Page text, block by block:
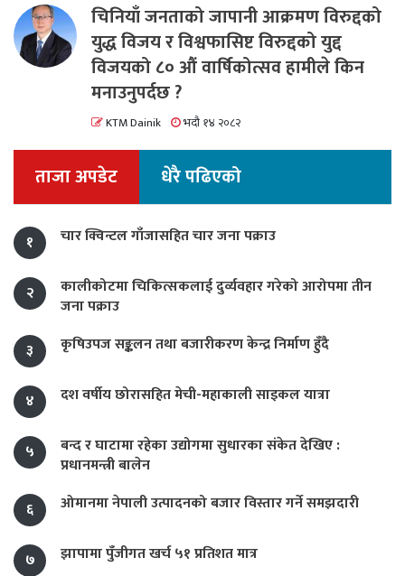
चिनियाँ जनताको जापानी आक्रमण विरुद्दको
युद्ध विजय र विश्वफासिष्ट विरुद्दको युद्द
विजयको ८० औं वार्षिकोत्सव हामीले किन
मनाउनुपर्दछ ?
KTM Dainik भदौ १४ २०८२
ताजा अपडेट धेरै पढिएको
१ चार क्विन्टल गाँजासहित चार जना पक्राउ
२
कालीकोटमा चिकित्सकलाई दुर्व्यवहार गरेको आरोपमा तीन
जना पक्राउ
३
कृषिउपज सङ्कलन तथा बजारीकरण केन्द्र निर्माण हुँदै
४ दश वर्षीय छोरासहित मेची-महाकाली साइकल यात्रा
५
बन्द र घाटामा रहेका उद्योगमा सुधारका संकेत देखिए :
प्रधानमन्त्री बालेन
६
ओमानमा नेपाली उत्पादनको बजार विस्तार गर्ने समझदारी
७ झापामा पुँजीगत खर्च ५१ प्रतिशत मात्र